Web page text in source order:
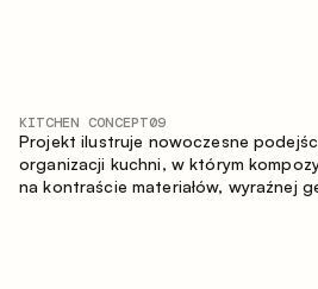
KITCHEN CONCEPT09
Projekt ilustruje nowoczesne
organizacji kuchni, w którym
na kontraście materiałów, wyraźnej
stref przechowywania. Układ prosty
buduje logiczną strukturę
wygodną oś komunikacyjną między